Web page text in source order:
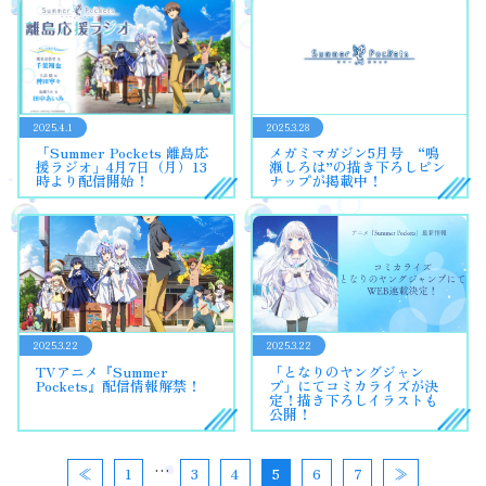
2025.4.1
「Summer Pockets 離島応
援ラジオ」4月7日（月）13
時より配信開始！
2025.3.28
メガミマガジン5月号 “鳴
瀬しろは”の描き下ろしピン
ナップが掲載中！
2025.3.22
TVアニメ『Summer
Pockets』配信情報解禁！
2025.3.22
「となりのヤングジャン
プ」にてコミカライズが決
定！描き下ろしイラストも
公開！
≪ 1 … 3 4 5 6 7 ≫